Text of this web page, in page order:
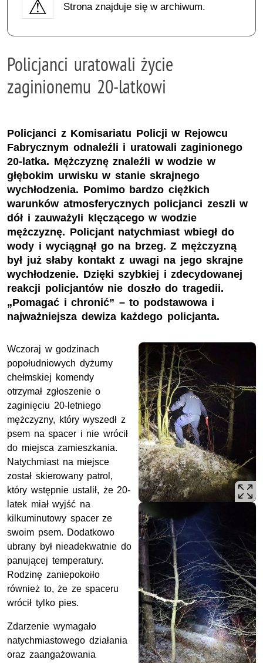
Strona znajduje się w archiwum.
Policjanci uratowali życie
zaginionemu 20-latkowi
Policjanci z Komisariatu Policji w Rejowcu
Fabrycznym odnaleźli i uratowali zaginionego
20-latka. Mężczyznę znaleźli w wodzie w
głębokim urwisku w stanie skrajnego
wychłodzenia. Pomimo bardzo ciężkich
warunków atmosferycznych policjanci zeszli w
dół i zauważyli klęczącego w wodzie
mężczyznę. Policjant natychmiast wbiegł do
wody i wyciągnął go na brzeg. Z mężczyzną
był już słaby kontakt z uwagi na jego skrajne
wychłodzenie. Dzięki szybkiej i zdecydowanej
reakcji policjantów nie doszło do tragedii.
„Pomagać i chronić” – to podstawowa i
najważniejsza dewiza każdego policjanta.
Wczoraj w godzinach
popołudniowych dyżurny
chełmskiej komendy
otrzymał zgłoszenie o
zaginięciu 20-letniego
mężczyzny, który wyszedł z
psem na spacer i nie wrócił
do miejsca zamieszkania.
Natychmiast na miejsce
został skierowany patrol,
który wstępnie ustalił, że 20-
latek miał wyjść na
kilkuminutowy spacer ze
swoim psem. Dodatkowo
ubrany był nieadekwatnie do
panującej temperatury.
Rodzinę zaniepokoiło
również to, że ze spaceru
wrócił tylko pies.
Zdarzenie wymagało
natychmiastowego działania
oraz zaangażowania